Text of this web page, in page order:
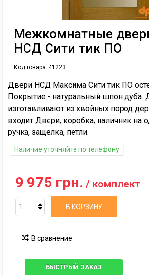
Межкомнатные
НСД Сити тик ПО
Код товара: 41223
Двери НСД Максима Сити тик ПО
Покрытие - натуральный шпон дуба.
изготавливают из хвойных пород
входит Двери, коробка, наличник на
ручка, защелка, петли.
Наличие уточняйте по телефону
9 975 грн. / комплект
В КОРЗИНУ
В сравнение
БЫСТРЫЙ ЗАКАЗ